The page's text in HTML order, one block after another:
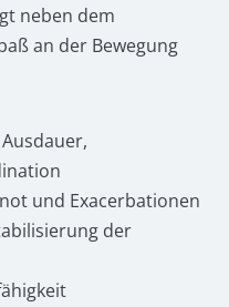
neben dem
an der Bewegung
und Exacerbationen
der